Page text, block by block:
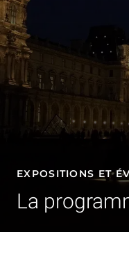
EXPOSITIONS ET
La